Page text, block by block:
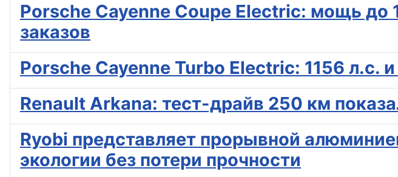
Porsche Cayenne Coupe Electric: мощь до
заказов
Porsche Cayenne Turbo Electric: 1156 л.с.
Renault Arkana: тест-драйв 250 км
Ryobi представляет прорывной
экологии без потери прочности